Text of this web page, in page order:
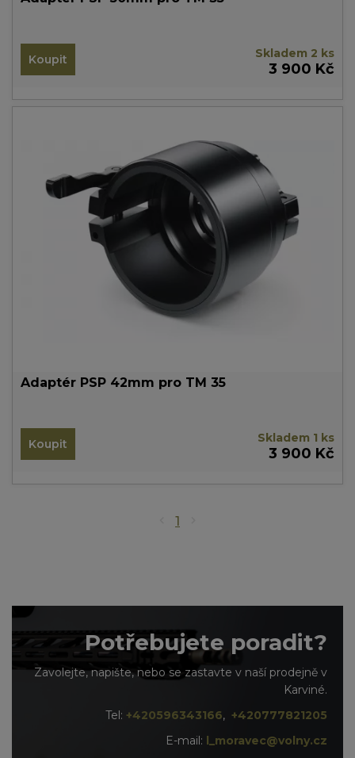
Koupit Skladem 2 ks
3 900 Kč
Adaptér PSP 42mm pro TM 35
Koupit Skladem 1 ks
3 900 Kč
1
Potřebujete poradit?
Zavolejte, napište, nebo se zastavte v naší prodejně v
Karviné.
Tel: +420596343166, +420777821205
E-mail: l_moravec@volny.cz